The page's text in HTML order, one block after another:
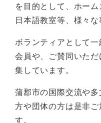
を目的として、ホーム
日本語教室等、様々な
ボランティアとして
会員や、ご賛同いた
集しています。
蒲郡市の国際交流や
方や団体の方は是非
す。